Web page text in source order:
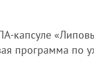
капсуле
программа по